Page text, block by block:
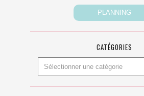
CATÉGORIES